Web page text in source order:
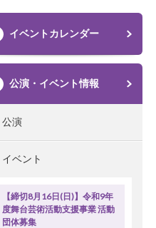
イベントカレンダー
公演・イベント情報
公演
イベント
【締切8月16日(日)】令和9年
度舞台芸術活動支援事業 活動
団体募集